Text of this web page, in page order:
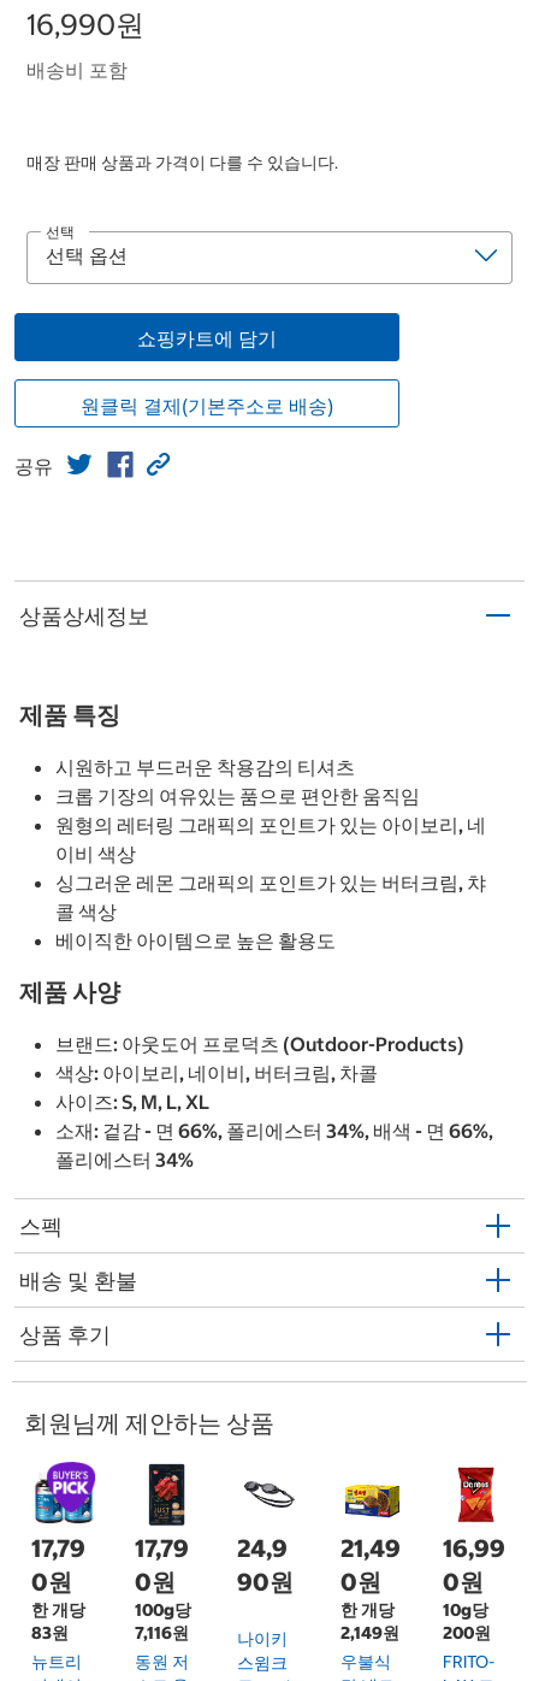
16,990원
배송비 포함
매장 판매 상품과 가격이 다를 수 있습니다.
선택
쇼핑카트에 담기
원클릭 결제(기본주소로 배송)
공유
상품상세정보
제품 특징
시원하고 부드러운 착용감의 티셔츠
크롭 기장의 여유있는 품으로 편안한 움직임
원형의 레터링 그래픽의 포인트가 있는 아이보리, 네
이비 색상
싱그러운 레몬 그래픽의 포인트가 있는 버터크림, 챠
콜 색상
베이직한 아이템으로 높은 활용도
제품 사양
브랜드: 아웃도어 프로덕츠 (Outdoor-Products)
색상: 아이보리, 네이비, 버터크림, 차콜
사이즈: S, M, L, XL
소재: 겉감 - 면 66%, 폴리에스터 34%, 배색 - 면 66%,
폴리에스터 34%
스펙
배송 및 환불
상품 후기
회원님께 제안하는 상품
17,79
0원
한 개당
83원
뉴트리
17,79
0원
100g당
7,116원
동원 저
24,9
90원
나이키
스윔크
21,49
0원
한 개당
2,149원
우불식
16,99
0원
10g당
200원
FRITO-